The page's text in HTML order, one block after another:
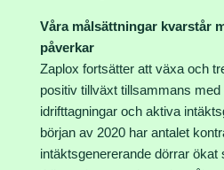
Våra målsättningar kvarstår
påverkar
Zaplox fortsätter att växa och
positiv tillväxt tillsammans med
idrifttagningar och aktiva
början av 2020 har antalet
intäktsgenererande dörrar ökat